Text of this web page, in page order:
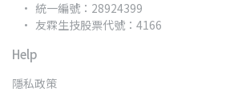
統一編號：28924399
友霖生技股票代號：4166
Help
隱私政策